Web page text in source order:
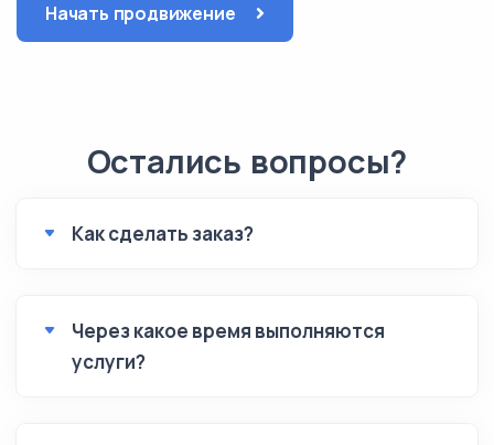
Начать продвижение
Остались вопросы?
Как сделать заказ?
Через какое время выполняются
услуги?